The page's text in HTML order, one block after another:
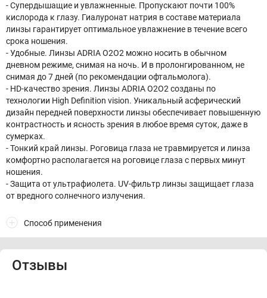
- Супердышащие и увлажненные. Пропускают почти 100%
кислорода к глазу. Гиалуронат натрия в составе материала
линзы гарантирует оптимальное увлажнение в течение всего
срока ношения.
- Удобные. Линзы ADRIA O2O2 можно носить в обычном
дневном режиме, снимая на ночь. И в пролонгированном, не
снимая до 7 дней (по рекомендации офтальмолога).
- HD-качество зрения. Линзы ADRIA O2O2 созданы по
технологии High Definition vision. Уникальный асферический
дизайн передней поверхности линзы обеспечивает повышенную
контрастность и ясность зрения в любое время суток, даже в
сумерках.
- Тонкий край линзы. Роговица глаза не травмируется и линза
комфортно располагается на роговице глаза с первых минут
ношения.
- Защита от ультрафиолета. UV-фильтр линзы защищает глаза
от вредного солнечного излучения.
Способ применения
Отзывы